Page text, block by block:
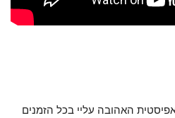
האהובה עליי בכל הזמנים